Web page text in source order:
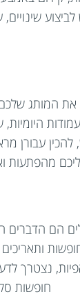
המותג
עבורן
מהפתעות
הם
נצטרך
חופשות